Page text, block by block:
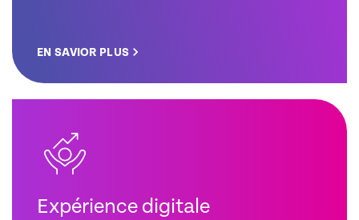
EN SAVIOR PLUS
Expérience digitale